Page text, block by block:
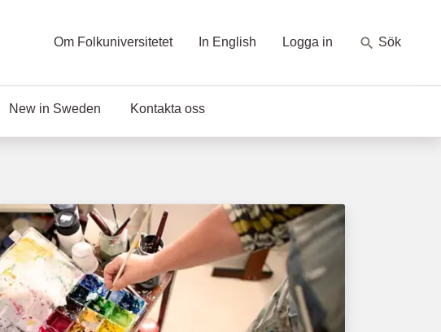
Om Folkuniversitetet In English Logga in Sök
New in Sweden Kontakta oss